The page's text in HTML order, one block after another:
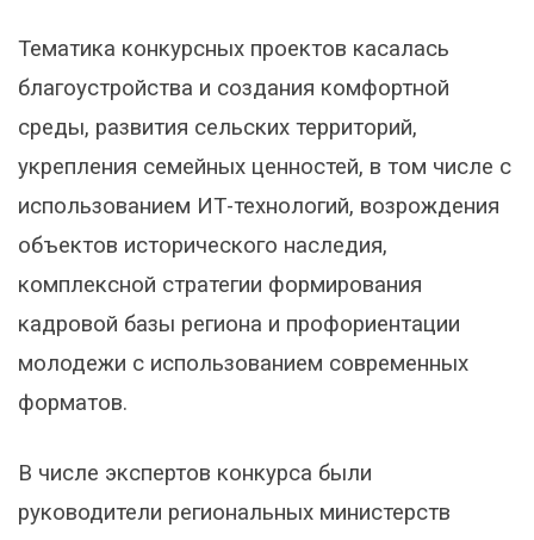
Тематика конкурсных проектов касалась
благоустройства и создания комфортной
среды, развития сельских территорий,
укрепления семейных ценностей, в том числе с
использованием ИТ-технологий, возрождения
объектов исторического наследия,
комплексной стратегии формирования
кадровой базы региона и профориентации
молодежи с использованием современных
форматов.
В числе экспертов конкурса были
руководители региональных министерств